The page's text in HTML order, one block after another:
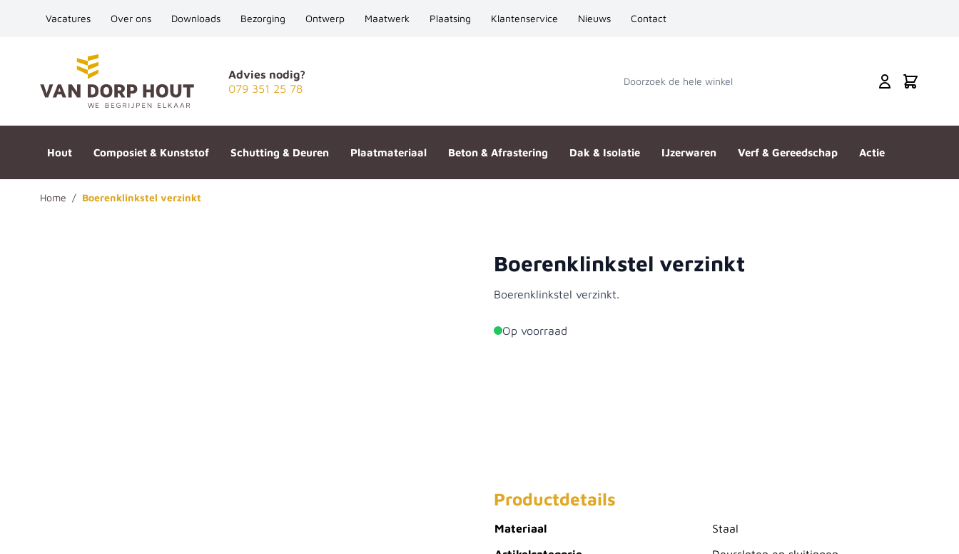
Vacatures Over ons Downloads Bezorging Ontwerp Maatwerk Plaatsing Klantenservice Nieuws Contact
Advies nodig?
079 351 25 78
Doorzoek de hele winkel Cart
Hout Composiet & Kunststof Schutting & Deuren Plaatmateriaal Beton & Afrastering Dak & Isolatie IJzerwaren Verf & Gereedschap Actie
Home / Boerenklinkstel verzinkt
Boerenklinkstel verzinkt
Boerenklinkstel verzinkt.
Op voorraad
Productdetails
Materiaal
Staal